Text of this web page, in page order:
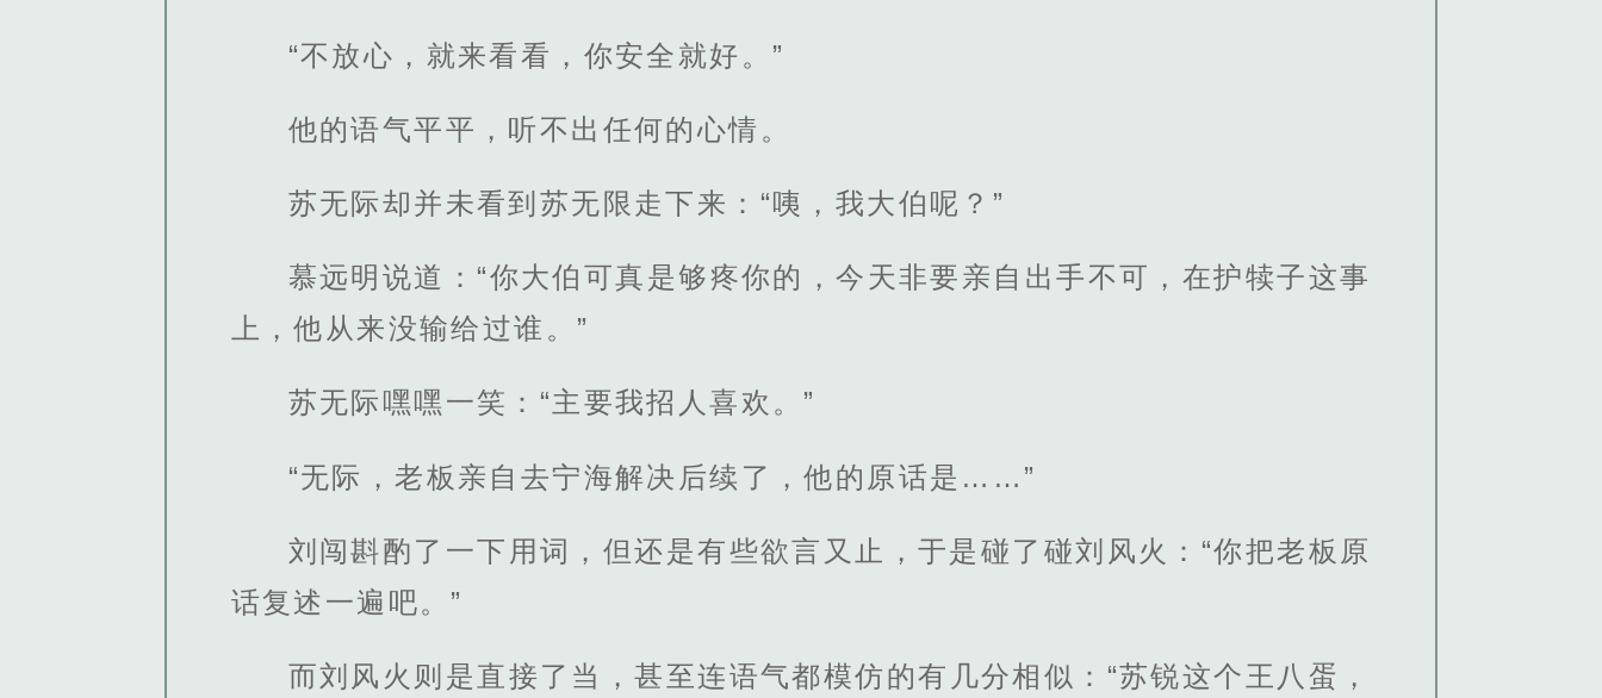
“不放心，就来看看，你安全就好。”
他的语气平平，听不出任何的心情。
苏无际却并未看到苏无限走下来：“咦，我大伯呢？”
慕远明说道：“你大伯可真是够疼你的，今天非要亲自出手不可，在护犊子这事
上，他从来没输给过谁。”
苏无际嘿嘿一笑：“主要我招人喜欢。”
“无际，老板亲自去宁海解决后续了，他的原话是……”
刘闯斟酌了一下用词，但还是有些欲言又止，于是碰了碰刘风火：“你把老板原
话复述一遍吧。”
而刘风火则是直接了当，甚至连语气都模仿的有几分相似：“苏锐这个王八蛋，